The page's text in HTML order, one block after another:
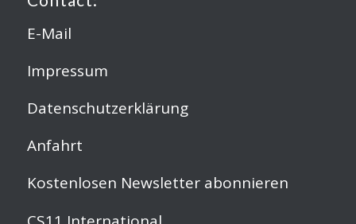
E-Mail
Impressum
Datenschutzerklärung
Anfahrt
Kostenlosen Newsletter abonnieren